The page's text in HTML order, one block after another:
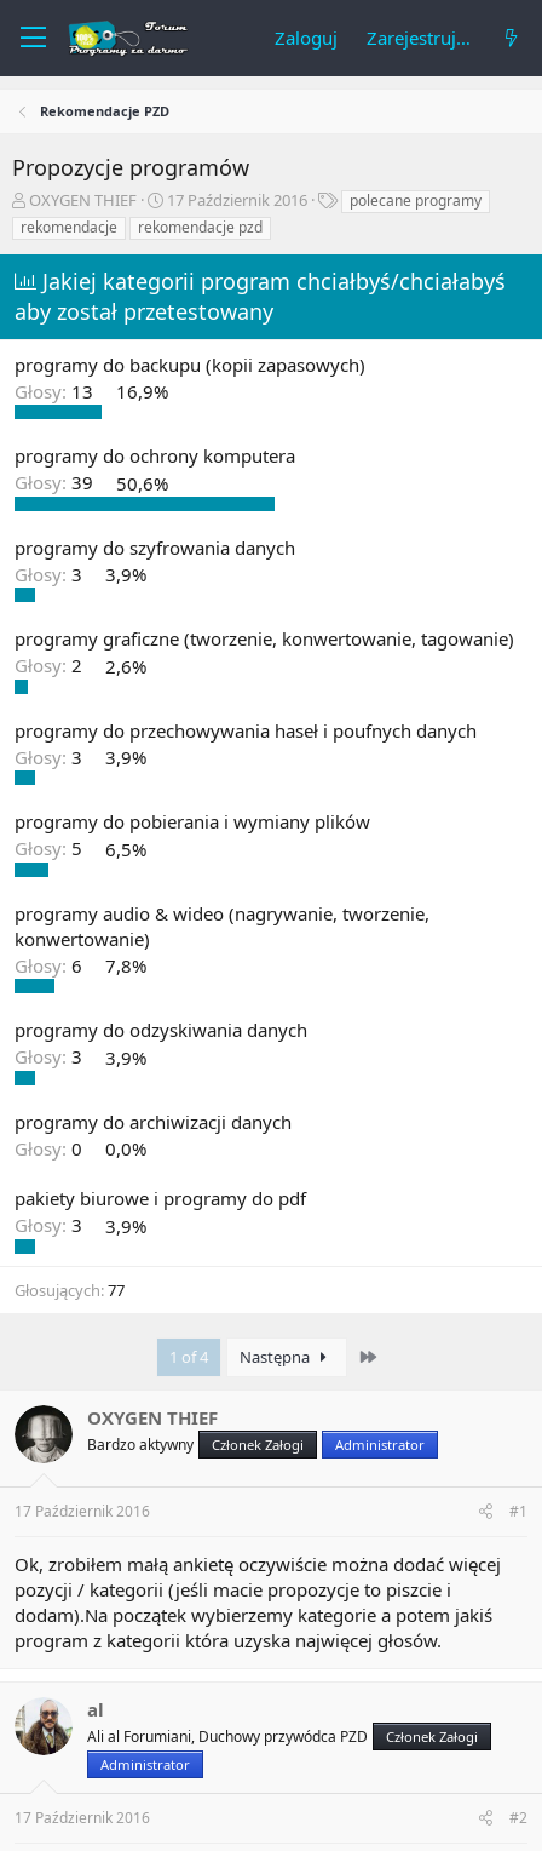
Zaloguj Zarejestruj się
Rekomendacje PZD
Propozycje programów
A
u
t
r
t
a
t
u
OXYGEN THIEF
R
o
z
o
c
t
y
17 Październik 2016
Tpolecane programy
rekomendacje
rekomendacje pzd
Jakiej kategorii program chciałbyś/chciałabyś
aby został przetestowany
programy do backupu (kopii zapasowych)
Głosy: 13 16,9%
programy do ochrony komputera
Głosy: 39 50,6%
programy do szyfrowania danych
Głosy: 3 3,9%
programy graficzne (tworzenie, konwertowanie, tagowanie)
Głosy: 2 2,6%
programy do przechowywania haseł i poufnych danych
Głosy: 3 3,9%
programy do pobierania i wymiany plików
Głosy: 5 6,5%
programy audio & wideo (nagrywanie, tworzenie,
konwertowanie)
Głosy: 6 7,8%
programy do odzyskiwania danych
Głosy: 3 3,9%
programy do archiwizacji danych
Głosy: 0 0,0%
pakiety biurowe i programy do pdf
Głosy: 3 3,9%
Głosujących 77
1 of 4 Następna
OXYGEN THIEF
Bardzo aktywny Członek Załogi Administrator
17 Październik 2016 #1
Ok, zrobiłem małą ankietę oczywiście można dodać więcej
pozycji / kategorii (jeśli macie propozycje to piszcie i
dodam).Na początek wybierzemy kategorie a potem jakiś
program z kategorii która uzyska najwięcej głosów.
al
Ali al Forumiani, Duchowy przywódca PZD
Członek Załogi
Administrator
17 Październik 2016 #2